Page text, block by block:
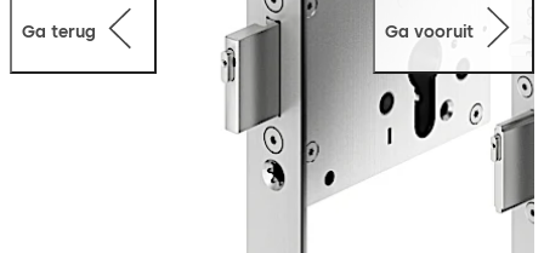
paniekdeuren met horizontale paniekbalk.
Ga terug Ga vooruit